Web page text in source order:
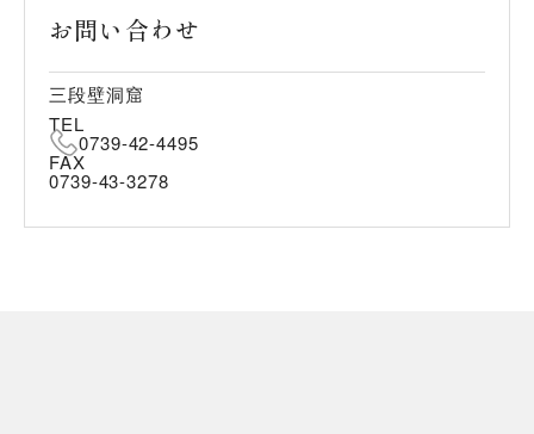
お問い合わせ
三段壁洞窟
TEL
0739-42-4495
FAX
0739-43-3278